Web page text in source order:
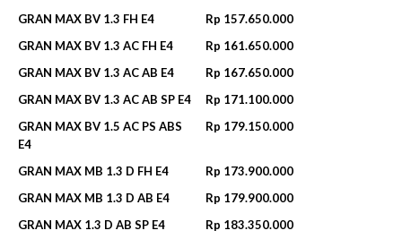
GRAN MAX BV 1.3 FH E4
Rp 157.650.000
GRAN MAX BV 1.3 AC FH E4
Rp 161.650.000
GRAN MAX BV 1.3 AC AB E4
Rp 167.650.000
GRAN MAX BV 1.3 AC AB SP E4
Rp 171.100.000
GRAN MAX BV 1.5 AC PS ABS
E4
Rp 179.150.000
GRAN MAX MB 1.3 D FH E4
Rp 173.900.000
GRAN MAX MB 1.3 D AB E4
Rp 179.900.000
GRAN MAX 1.3 D AB SP E4
Rp 183.350.000